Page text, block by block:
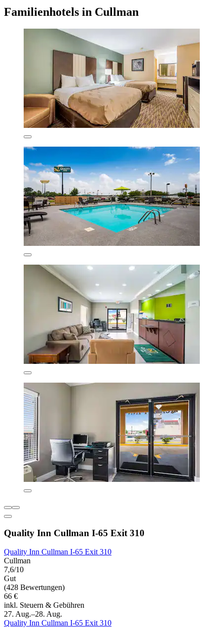
Familienhotels in Cullman
Quality Inn Cullman I-65 Exit 310
Quality Inn Cullman I-65 Exit 310
Cullman
7,6/10
Gut
(428 Bewertungen)
66 €
inkl. Steuern & Gebühren
27. Aug.–28. Aug.
Quality Inn Cullman I-65 Exit 310